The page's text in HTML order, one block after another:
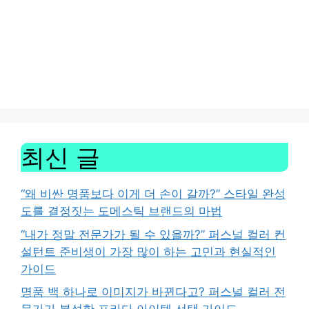
최신 글
“왜 비싼 명품보다 이게 더 손이 갈까?” 스타일 완성
도를 결정짓는 도메스틱 브랜드의 마법
“내가 정말 전문가가 될 수 있을까?” 퍼스널 컬러 컨
설턴트 준비생이 가장 많이 하는 고민과 현실적인
가이드
명품 백 하나로 이미지가 바뀐다고? 퍼스널 컬러 전